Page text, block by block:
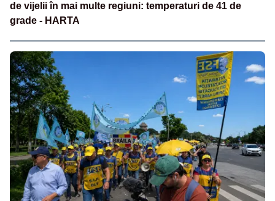
de vijelii în mai multe regiuni: temperaturi de 41 de
grade - HARTA